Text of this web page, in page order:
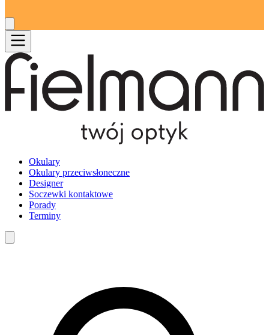
Okulary
Okulary przeciwsłoneczne
Designer
Soczewki kontaktowe
Porady
Terminy